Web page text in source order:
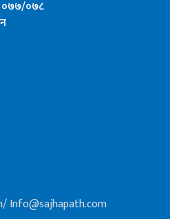
०७७/०७८
/Info@sajhapath.com